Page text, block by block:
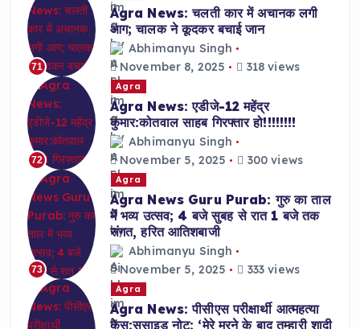
71
Agra News: चलती कार में अचानक लगी
आग; चालक ने कूदकर बचाई जान
Abhimanyu Singh
November 8, 2025
318 views
72
Agra
Agra News: एडीजे-12 महेंद्र
कुमार:कोतवाल साहब गिरफ्तार हो!!!!!!!!
Abhimanyu Singh
November 5, 2025
300 views
73
Agra
Agra News Guru Purab: गुरु का ताल
में भव्य उत्सव; 4 बजे सुबह से रात 1 बजे तक
संगत, हरित आतिशबाजी
Abhimanyu Singh
November 5, 2025
333 views
Agra
Agra News: पीसीएस परीक्षार्थी आत्महत्या
केस:सुसाइड नोट: ‘मेरे मरने के बाद तुम्हारी शादी